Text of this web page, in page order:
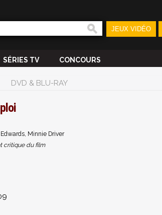
JEUX VIDÉO
SÉRIES TV CONCOURS
DVD & BLU-RAY
Minnie Driver
critique du film